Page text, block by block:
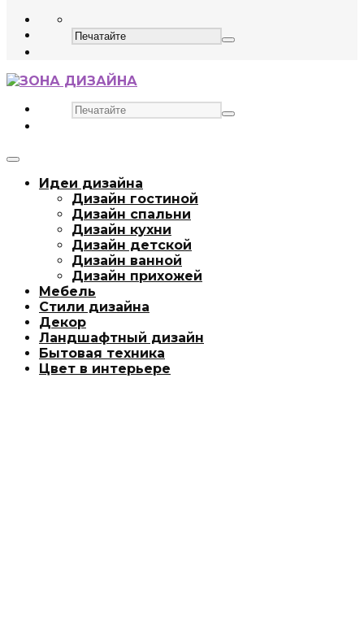
Идеи дизайна
Дизайн гостиной
Дизайн спальни
Дизайн кухни
Дизайн детской
Дизайн ванной
Дизайн прихожей
Мебель
Стили дизайна
Декор
Ландшафтный дизайн
Бытовая техника
Цвет в интерьере